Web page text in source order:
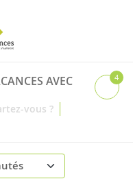
AVEC
vous ? |
4